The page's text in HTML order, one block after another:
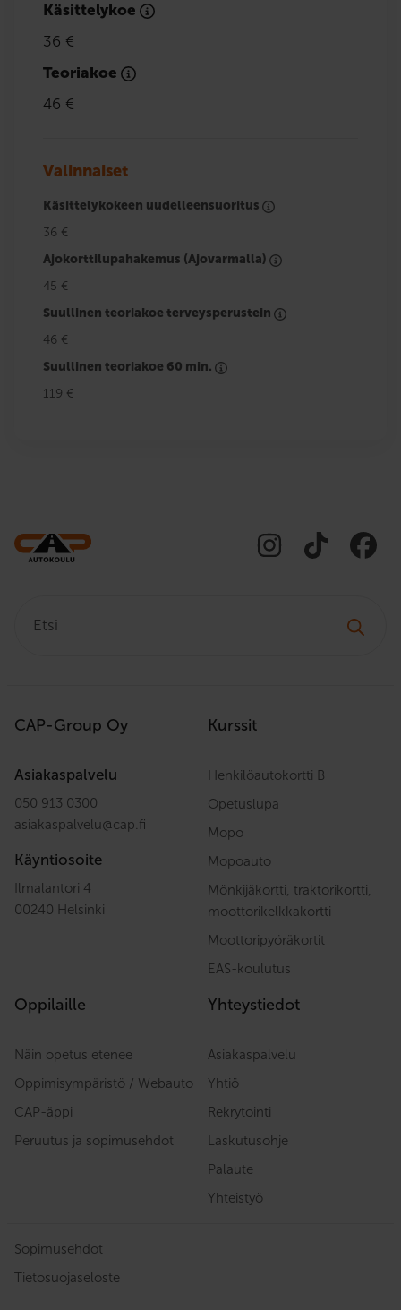
Käsittelykoe
36 €
Teoriakoe
46 €
Valinnaiset
Käsittelykokeen uudelleensuoritus
36 €
Ajokorttilupahakemus (Ajovarmalla)
45 €
Suullinen teoriakoe terveysperustein
46 €
Suullinen teoriakoe 60 min.
119 €
CAP-Group Oy
Asiakaspalvelu
050 913 0300
asiakaspalvelu@cap.fi
Käyntiosoite
Ilmalantori 4
00240 Helsinki
Kurssit
Henkilöautokortti B
Opetuslupa
Mopo
Mopoauto
Mönkijäkortti, traktorikortti,
moottorikelkkakortti
Moottoripyöräkortit
EAS-koulutus
Oppilaille
Näin opetus etenee
Oppimisympäristö / Webauto
CAP-äppi
Peruutus ja sopimusehdot
Yhteystiedot
Asiakaspalvelu
Yhtiö
Rekrytointi
Laskutusohje
Palaute
Yhteistyö
Sopimusehdot
Tietosuojaseloste